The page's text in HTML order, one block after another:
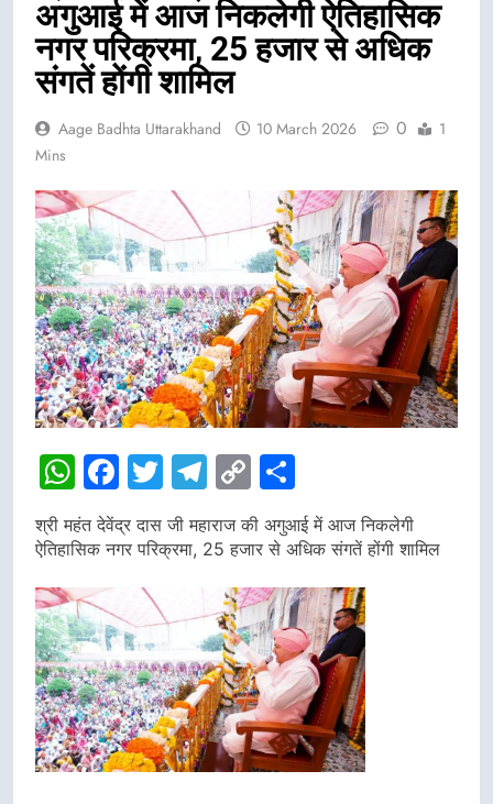
अगुआई में आज निकलेगी ऐतिहासिक
नगर परिक्रमा, 25 हजार से अधिक
संगतें होंगी शामिल
Aage Badhta Uttarakhand 10 March 2026 0
1
Mins
WhatsApp
Facebook
Twitter
Telegram
Copy
Link
श्री महंत देवेंद्र दास जी महाराज की अगुआई में आज निकलेगी
ऐतिहासिक नगर परिक्रमा, 25 हजार से अधिक संगतें होंगी शामिल